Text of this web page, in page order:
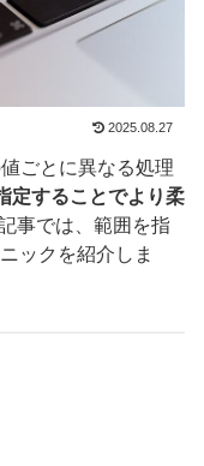
2025.08.27
ごとに異なる処理
定することでより柔
事では、範囲を指
ックを紹介しま